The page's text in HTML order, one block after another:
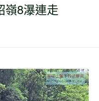
坪-小觀音西西峰-清風
湖古道
嶺8瀑連走